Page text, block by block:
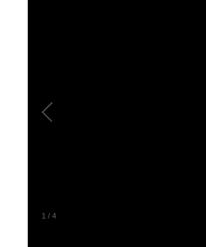
1 / 4